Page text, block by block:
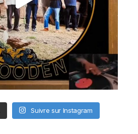
Suivre sur Instagram